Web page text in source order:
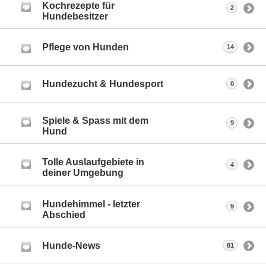
Kochrezepte für
Hundebesitzer
2
Pflege von Hunden 14
Hundezucht & Hundesport 0
Spiele & Spass mit dem
Hund
9
Tolle Auslaufgebiete in
deiner Umgebung
4
Hundehimmel - letzter
Abschied
9
Hunde-News 81